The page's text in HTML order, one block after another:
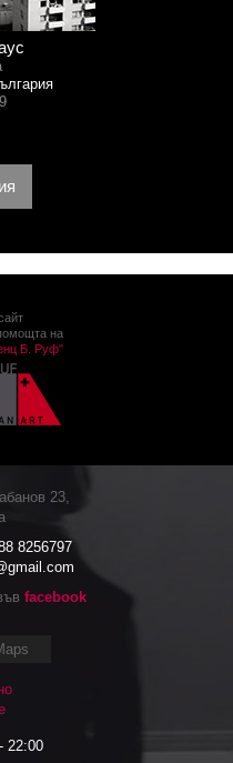
на
Б. Руф"
23,
8256797
facebook
22:00